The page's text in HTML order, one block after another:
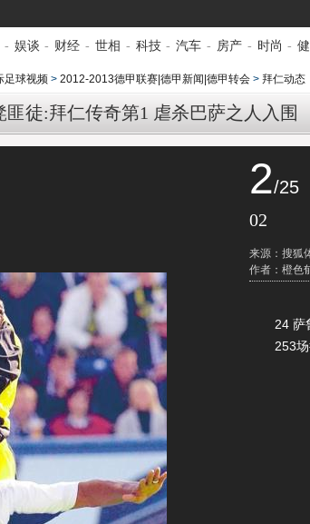
- 娱谈 - 财经 - 世相 - 科技 - 汽车 - 房产 - 时尚 -
足球视频 > 2012-2013德甲联赛|德甲新闻|德甲转会 > 拜仁动态
匪徒:拜仁传奇第1 虐杀巴萨之人入围
2/25
02
来源：搜狐
作者：橙色
24 萨
253场